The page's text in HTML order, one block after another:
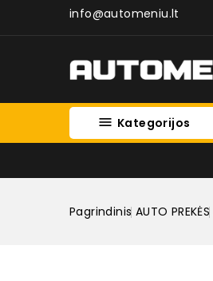
info@automeniu.lt
 Kategorijos
Pagrindinis AUTO PREKĖS